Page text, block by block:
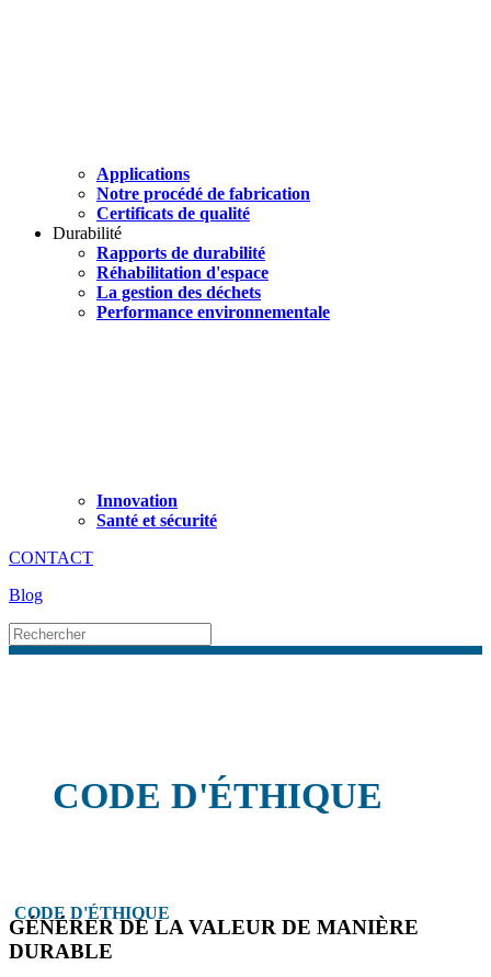
Applications
Notre procédé de fabrication
Certificats de qualité
Durabilité
Rapports de durabilité
Réhabilitation d'espace
La gestion des déchets
Performance environnementale
Innovation
Santé et sécurité
CONTACT
Blog
CODE D'ÉTHIQUE
CODE D'ÉTHIQUE
GÉNÉRER DE LA VALEUR DE MANIÈRE
DURABLE